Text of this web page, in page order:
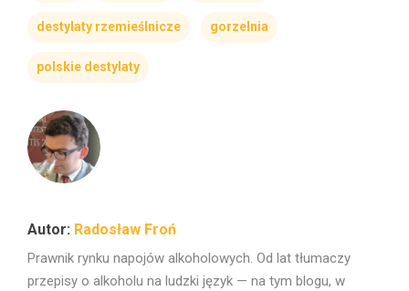
destylaty rzemieślnicze gorzelnia
polskie destylaty
Radosław Froń
Prawnik rynku napojów alkoholowych. Od lat tłumaczy
przepisy o alkoholu na ludzki język — na tym blogu, w